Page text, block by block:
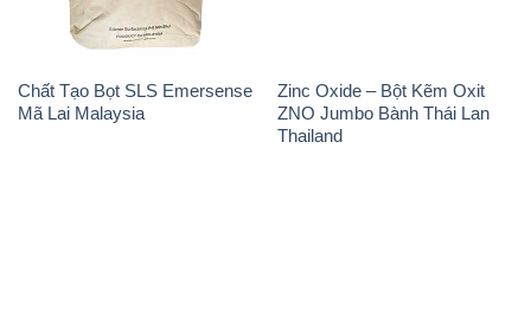
Chất Tạo Bọt SLS Emersense
Mã Lai Malaysia
Zinc Oxide – Bột Kẽm Oxit
ZNO Jumbo Bành Thái Lan
Thailand